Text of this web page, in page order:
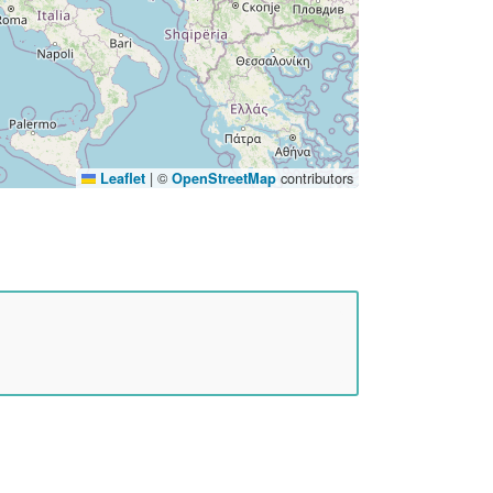
Leaflet | © OpenStreetMap contributors